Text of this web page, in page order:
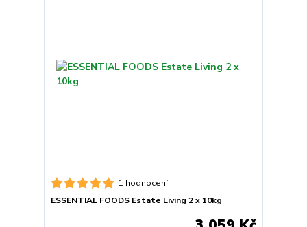
1 hodnocení
ESSENTIAL FOODS Estate Living 2 x 10kg